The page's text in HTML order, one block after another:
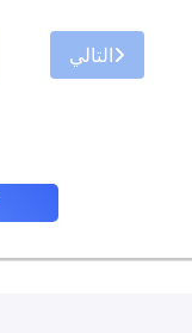
التالي